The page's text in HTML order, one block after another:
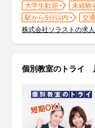
大学生歓迎 未経験
駅から5分以内
交
株式会社ソラストの求
個別教室のトライ